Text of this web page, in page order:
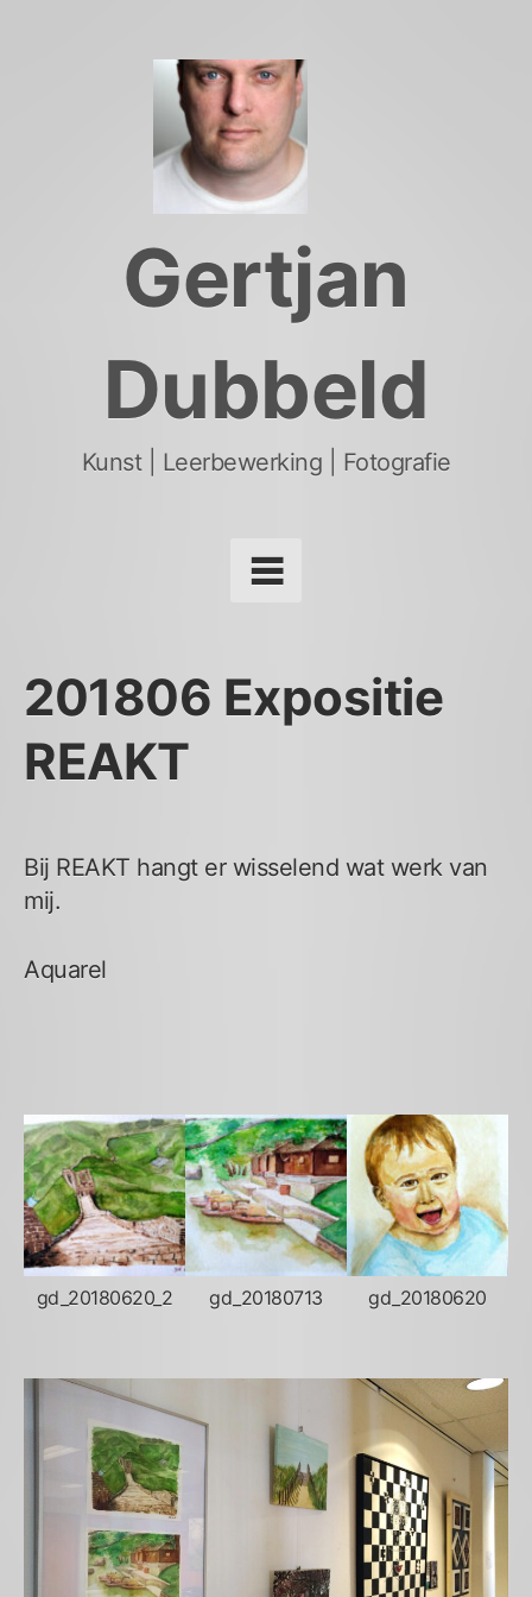
Gertjan
Dubbeld
Kunst | Leerbewerking | Fotografie
201806 Expositie
REAKT
Bij REAKT hangt er wisselend wat werk van
mij.
Aquarel
gd_20180620_2 gd_20180713 gd_20180620